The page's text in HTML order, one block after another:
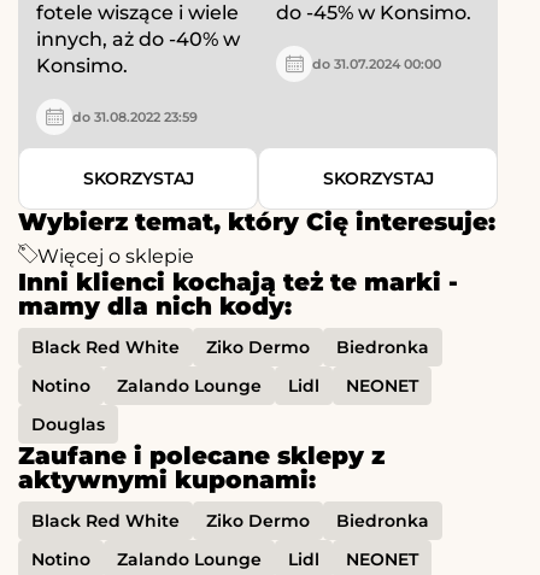
Wybierz temat, który Cię interesuje:
Więcej o sklepie
Inni klienci kochają też te marki -
mamy dla nich kody:
Black Red White Ziko Dermo
Biedronka
Notino
Zalando Lounge Lidl
NEONET
Douglas
Zaufane i polecane sklepy z
aktywnymi kuponami:
Black Red White Ziko Dermo
Biedronka
Notino
Zalando Lounge Lidl
NEONET
fotele wiszące i wiele
innych, aż do -40% w
Konsimo.
do 31.08.2022 23:59
SKORZYSTAJ
do -45% w Konsimo.
do 31.07.2024 00:00
SKORZYSTAJ